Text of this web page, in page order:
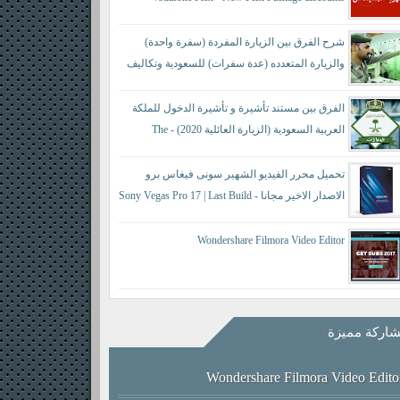
شرح الفرق بين الزيارة المفردة (سفرة واحدة)
والزيارة المتعدده (عدة سفرات) للسعودية وتكاليف
single visit and a multiple visit
الفرق بين مستند تأشيرة و تأشيرة الدخول للملكة
العربية السعودية (الزيارة العائلية 2020) - The
تحميل محرر الفيديو الشهير سونى فيغاس برو
الاصدار الاخير مجانا - Sony Vegas Pro 17 | Last Build
Wondershare Filmora Video Editor
مميزة
Wondershare Filmora Video